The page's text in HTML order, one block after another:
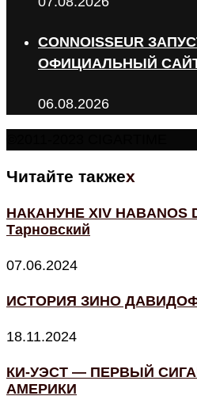
CONNOISSEUR
ОФИЦИАЛЬНЫЙ
06.08.2026
Читайте такжеx
НАКАНУНЕ XIV HABANOS
Тарновский
07.06.2024
ИСТОРИЯ ЗИНО
18.11.2024
КИ-УЭСТ — ПЕРВЫЙ
АМЕРИКИ